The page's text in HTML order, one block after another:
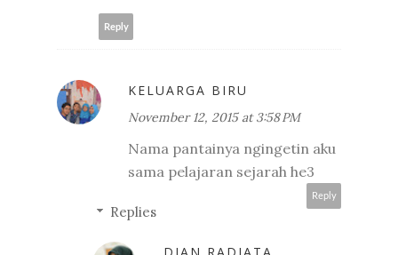
Reply
KELUARGA BIRU
November 12, 2015 at 3:58 PM
Nama pantainya ngingetin aku
sama pelajaran sejarah he3
Reply
Replies